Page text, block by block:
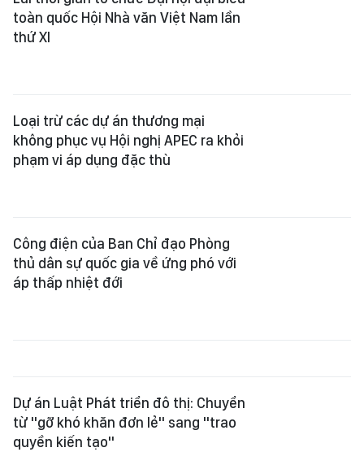
toàn quốc Hội Nhà văn Việt Nam lần
thứ XI
Loại trừ các dự án thương mại
không phục vụ Hội nghị APEC ra khỏi
phạm vi áp dụng đặc thù
Công điện của Ban Chỉ đạo Phòng
thủ dân sự quốc gia về ứng phó với
áp thấp nhiệt đới
Dự án Luật Phát triển đô thị: Chuyển
từ "gỡ khó khăn đơn lẻ" sang "trao
quyền kiến tạo"